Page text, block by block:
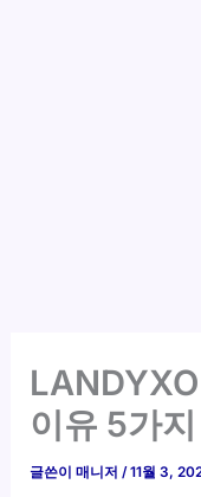
이유 5가지
글쓴이매니저/11월 3,